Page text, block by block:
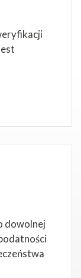
dowolnej